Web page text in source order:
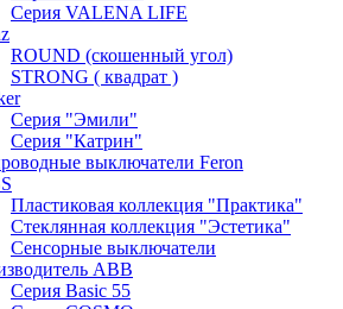
Серия VALENA LIFE
ROUND (скошенный угол)
STRONG ( квадрат )
Серия "Эмили"
Серия "Катрин"
выключатели Feron
Пластиковая коллекция "Практика"
Стеклянная коллекция "Эстетика"
Сенсорные выключатели
ABB
Серия Basic 55